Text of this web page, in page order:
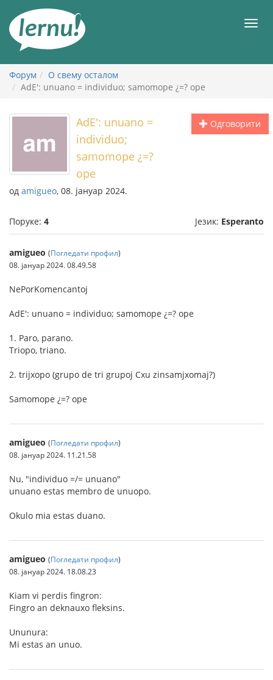
садржају
Форум
О свему осталом
AdE': unuano = individuo; samomope ¿=? ope
Одговорити
AdE': unuano =
individuo;
samomope ¿=?
ope
од amigueo, 08. јануар 2024.
Поруке: 4 Језик: Esperanto
amigueo (Погледати профил)
08. јануар 2024. 08.49.58
NePorKomencantoj
AdE': unuano = individuo; samomope ¿=? ope
1. Paro, parano.
Triopo, triano.
2. trijxopo (grupo de tri grupoj Cxu zinsamjxomaj?)
Samomope ¿=? ope
amigueo (Погледати профил)
08. јануар 2024. 11.21.58
Nu, "individuo =/= unuano"
unuano estas membro de unuopo.
Okulo mia estas duano.
amigueo (Погледати профил)
08. јануар 2024. 18.08.23
Kiam vi perdis fingron:
Fingro an deknauxo fleksins.
Ununura:
Mi estas an unuo.